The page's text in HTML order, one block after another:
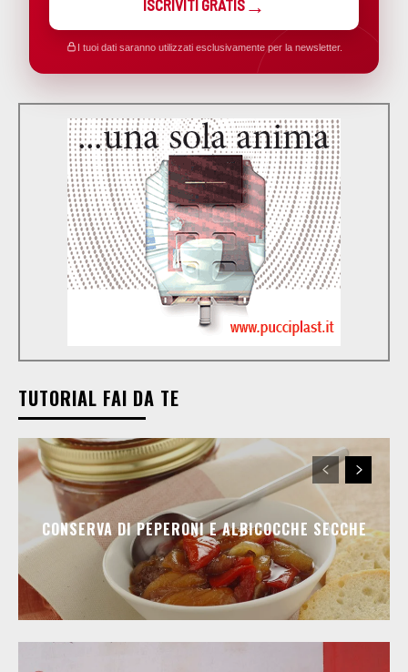
ISCRIVITI GRATIS
I tuoi dati saranno utilizzati esclusivamente per la newsletter.
TUTORIAL FAI DA TE
CONSERVA DI PEPERONI E ALBICOCCHE SECCHE